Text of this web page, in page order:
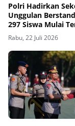
Polri Hadirkan
Unggulan
297 Siswa Mulai
Kampus
Rabu, 22 Juli 2026